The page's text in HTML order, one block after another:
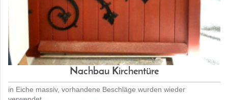
Nachbau Kirchentüre
in Eiche massiv, vorhandene Beschläge wurden wieder